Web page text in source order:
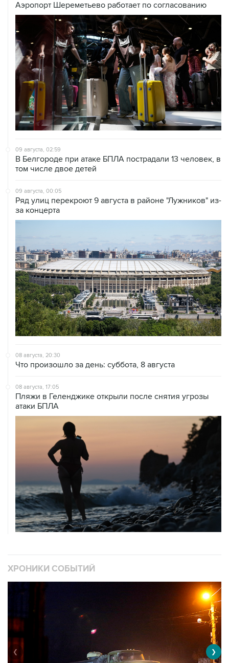
Аэропорт Шереметьево работает по согласованию
09 августа, 02:59
В Белгороде при атаке БПЛА пострадали 13 человек, в
том числе двое детей
09 августа, 00:05
Ряд улиц перекроют 9 августа в районе "Лужников" из-
за концерта
08 августа, 20:30
Что произошло за день: суббота, 8 августа
08 августа, 17:05
Пляжи в Геленджике открыли после снятия угрозы
атаки БПЛА
ХРОНИКИ СОБЫТИЙ
❮ ❯